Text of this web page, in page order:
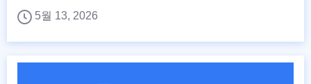
5월 13, 2026